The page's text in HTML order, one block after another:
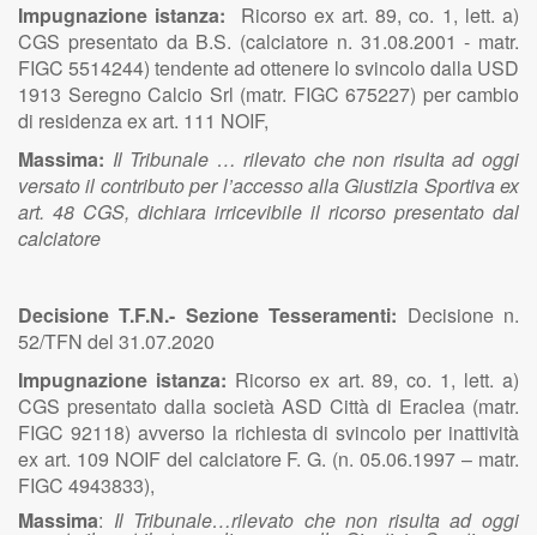
Impugnazione istanza:
Ricorso ex art. 89, co. 1, lett. a)
CGS presentato da B.S. (calciatore n. 31.08.2001 - matr.
FIGC 5514244) tendente ad ottenere lo svincolo dalla USD
1913 Seregno Calcio Srl (matr. FIGC 675227) per cambio
di residenza ex art. 111 NOIF,
Massima: Il Tribunale … rilevato che non risulta ad oggi
versato il contributo per l’accesso alla Giustizia Sportiva ex
art. 48 CGS, dichiara irricevibile il ricorso presentato dal
calciatore
Decisione T.F.N.- Sezione Tesseramenti: Decisione n.
52/TFN del 31.07.2020
Impugnazione istanza: Ricorso ex art. 89, co. 1, lett. a)
CGS presentato dalla società ASD Città di Eraclea (matr.
FIGC 92118) avverso la richiesta di svincolo per inattività
ex art. 109 NOIF del calciatore F. G. (n. 05.06.1997 – matr.
FIGC 4943833),
Massima: Il Tribunale…rilevato che non risulta ad oggi